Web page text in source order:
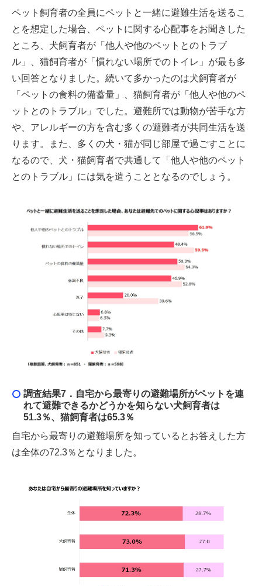
ペット飼育者の全員にペットと一緒に避難生活を送るこ
とを想定した場合、ペットに関する心配事をお聞きした
ところ、犬飼育者が「他人や他のペットとのトラブ
ル」、猫飼育者が「慣れない場所でのトイレ」が最も多
い回答となりました。続いて多かったのは犬飼育者が
「ペットの食料の備蓄量」、猫飼育者が「他人や他のペ
ットとのトラブル」でした。避難所では動物が苦手な方
や、アレルギーの方を含む多くの避難者が共同生活を送
ります。また、多くの犬・猫が同じ部屋で過ごすことに
なるので、犬・猫飼育者で共通して「他人や他のペット
とのトラブル」には気を遣うこととなるのでしょう。
調査結果7． 自宅から最寄りの避難場所がペットを連
れて避難できるかどうかを知らない犬飼育者は
51.3％、猫飼育者は65.3％
自宅から最寄りの避難場所を知っているとお答えした方
は全体の72.3％となりました。